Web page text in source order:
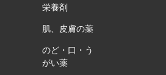
栄養剤
肌、皮膚の薬
のど・口・う
がい薬